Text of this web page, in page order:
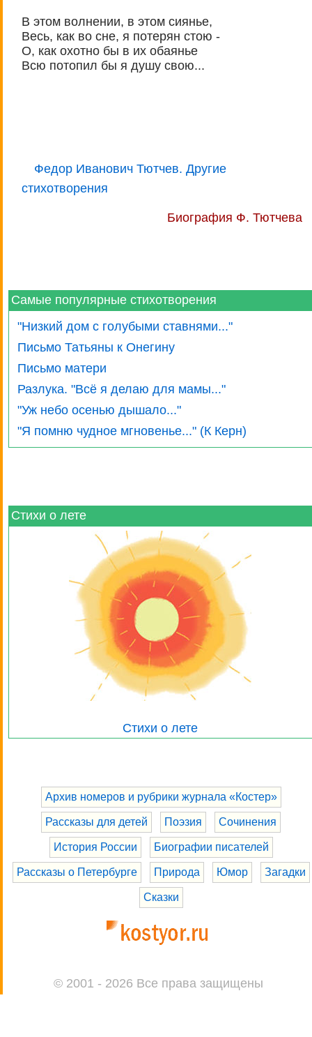
В этом волнении, в этом сиянье,
Весь, как во сне, я потерян стою -
О, как охотно бы в их обаянье
Всю потопил бы я душу свою...
Федор Иванович Тютчев. Другие
стихотворения
Биография Ф. Тютчева
Самые популярные стихотворения
"Низкий дом с голубыми ставнями..."
Письмо Татьяны к Онегину
Письмо матери
Разлука. "Всё я делаю для мамы..."
"Уж небо осенью дышало..."
"Я помню чудное мгновенье..." (К Керн)
Стихи о лете
Стихи о лете
Архив номеров и рубрики журнала «Костер»
Рассказы для детей Поэзия Сочинения
История России Биографии писателей
Рассказы о Петербурге Природа Юмор Загадки
Сказки
© 2001 - 2026 Все права защищены